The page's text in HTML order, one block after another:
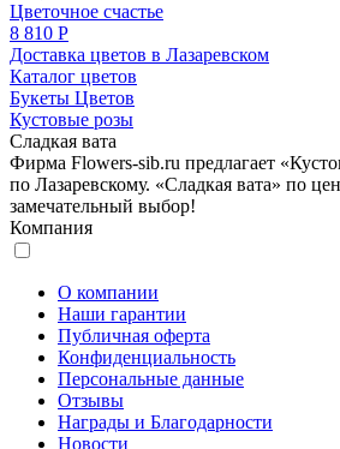
Цветочное счастье
8 810 Р
Доставка цветов в Лазаревском
Каталог цветов
Букеты Цветов
Кустовые розы
Сладкая вата
Фирма Flowers-sib.ru предлагает
по Лазаревскому. «Сладкая вата» по
замечательный выбор!
Компания
О компании
Наши гарантии
Публичная оферта
Конфиденциальность
Персональные данные
Отзывы
Награды и Благодарности
Новости